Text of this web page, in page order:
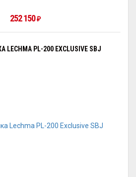
252 150₽
PL-200 EXCLUSIVE SBJ